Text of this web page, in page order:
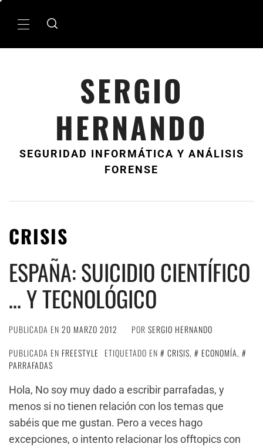
MenÃº
SERGIO
HERNANDO
SEGURIDAD INFORMÁTICA Y ANÁLISIS
FORENSE
CRISIS
ESPAÑA: SUICIDIO CIENTÍFICO
… Y TECNOLÓGICO
PUBLICADA EN 20 MARZO 2012 POR SERGIO HERNANDO
PUBLICADA EN FREESTYLE ETIQUETADO EN CRISIS, ECONOMÍA,
PARRAFADAS
Hola, No soy muy dado a escribir parrafadas, y
menos si no tienen relación con los temas que
sabéis que me gustan. Pero a veces hago
excepciones, o intento relacionar los offtopics con